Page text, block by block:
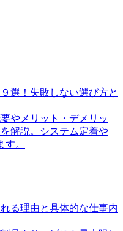
選！失敗しない選び方と
やメリット・デメリッ
解説。システム定着や
。
る理由と具体的な仕事内